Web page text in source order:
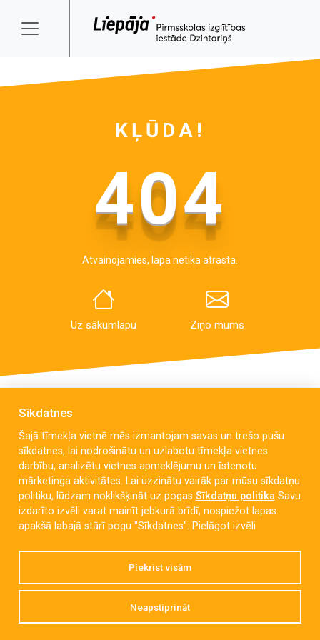
KĻŪDA!
404
Atvainojamies, lapa netika atrasta.
Uz sākumlapu Ziņo mums
Dzintara iela 90, Liepāja, LV-3416
dzintarins@liepaja.edu.lv
63 433 518,63 433 670,26 569 427
Sīkdatnes
Šajā tīmekļa vietnē mēs izmantojam savas un trešo pušu
sīkdatnes, lai nodrošinātu un uzlabotu tīmekļa vietnes
darbību, analizētu vietnes apmeklējumu un īstenotu
mārketinga aktivitātes. Lai uzzinātu vairāk par mūsu sīkdatņu
politiku, lūdzam noklikšķināt uz pogas Sīkdatņu politikaSavu
izdarīto izvēli varat mainīt jebkurā brīdī, nospiežot lapas
apakšā labajā stūrī pogu "Sīkdatnes". Pielāgot izvēli
Piekrist visām
Neapstiprināt